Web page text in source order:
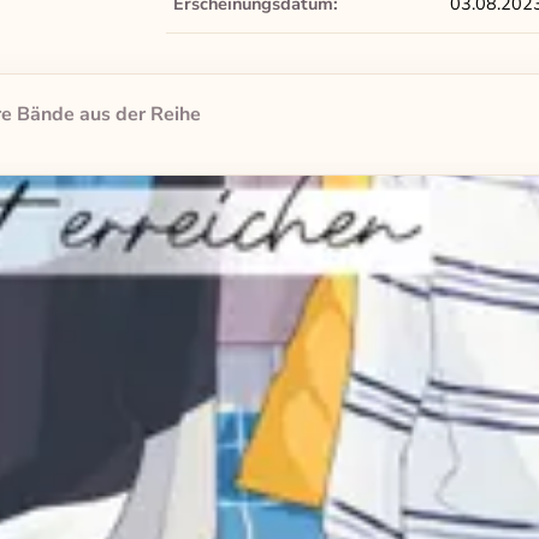
Bände aus der Reihe